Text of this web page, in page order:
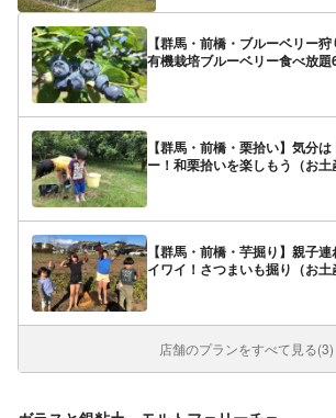
【群馬・前橋・ブルーベリー
有機栽培ブルーベリー食べ放題
【群馬・前橋・栗拾い】気分
ー！和栗拾いを楽しもう（お土
【群馬・前橋・芋掘り】親子
イワイ！さつまいも掘り（お
店舗のプランをすべて見る(3)